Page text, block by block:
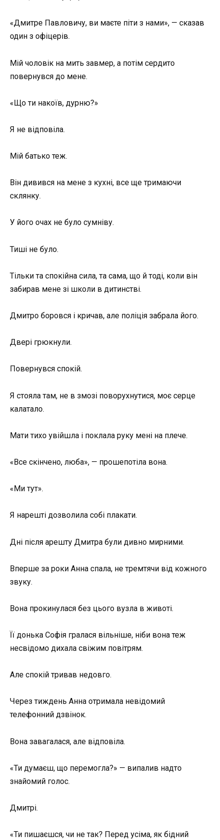
«Дмитре Павловичу, ви маєте піти з нами», — сказав
один з офіцерів.
Мій чоловік на мить завмер, а потім сердито
повернувся до мене.
«Що ти накоїв, дурню?»
Я не відповіла.
Мій батько теж.
Він дивився на мене з кухні, все ще тримаючи
склянку.
У його очах не було сумніву.
Тиші не було.
Тільки та спокійна сила, та сама, що й тоді, коли він
забирав мене зі школи в дитинстві.
Дмитро боровся і кричав, але поліція забрала його.
Двері грюкнули.
Повернувся спокій.
Я стояла там, не в змозі поворухнутися, моє серце
калатало.
Мати тихо увійшла і поклала руку мені на плече.
«Все скінчено, люба», — прошепотіла вона.
«Ми тут».
Я нарешті дозволила собі плакати.
Дні після арешту Дмитра були дивно мирними.
Вперше за роки Анна спала, не тремтячи від кожного
звуку.
Вона прокинулася без цього вузла в животі.
Її донька Софія гралася вільніше, ніби вона теж
несвідомо дихала свіжим повітрям.
Але спокій тривав недовго.
Через тиждень Анна отримала невідомий
телефонний дзвінок.
Вона завагалася, але відповіла.
«Ти думаєш, що перемогла?» — випалив надто
знайомий голос.
Дмитрі.
«Ти пишаєшся, чи не так? Перед усіма, як бідний